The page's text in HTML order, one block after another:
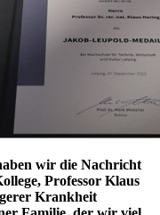
wir die Nachricht
Professor Klaus
Krankheit